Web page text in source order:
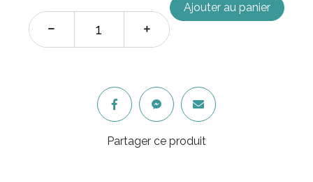
Ajouter au panier
Partager ce produit